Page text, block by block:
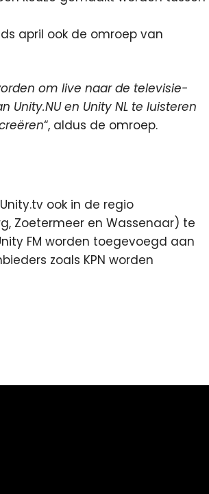
april ook de omroep van
om live naar de televisie-
Unity.NU en Unity NL te luisteren
“, aldus de omroep.
ook in de regio
Zoetermeer en Wassenaar) te
FM worden toegevoegd aan
zoals KPN worden